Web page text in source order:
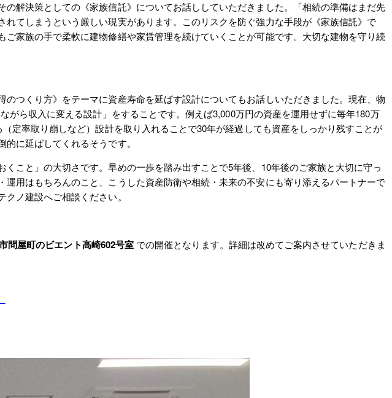
解決策としての《家族信託》についてお話ししていただきました。「相続の準備はまだ先
てしまうという厳しい現実があります。このリスクを防ぐ強力な手段が《家族信託》で
家族の手で柔軟に建物修繕や家賃管理を続けていくことが可能です。大切な建物を守り続
つくり方》をテーマに資産寿命を延ばす設計についてもお話しいただきました。現在、物
ら収入に変える設計」をすることです。例えば3,000万円の資産を運用せずに毎年180万
定率取り崩しなど）設計を取り入れることで30年が経過しても資産をしっかり残すことが
に延ばしてくれるそうです。
こと」の大切さです。早めの一歩を踏み出すことで5年後、10年後のご家族と大切に守っ
用はもちろんのこと、こうした資産防衛や相続・未来の不安にも寄り添えるパートナーで
ノ建設へご相談ください。
問屋町のビエント高崎602号室 での開催となります。詳細は改めてご案内させていただきま